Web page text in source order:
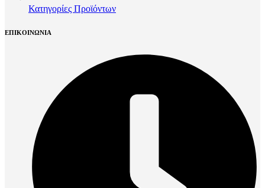
Κατηγορίες Προϊόντων
ΕΠΙΚΟΙΝΩΝΙΑ